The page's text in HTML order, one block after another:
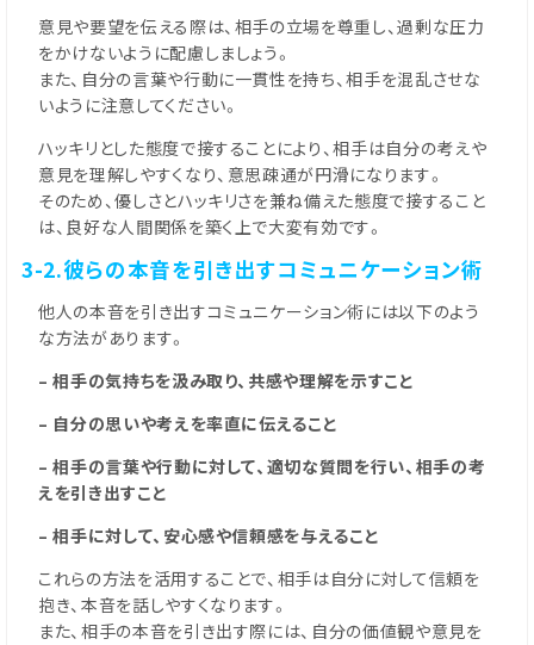
意見や要望を伝える際は、相手の立場を尊重し、過剰な圧力
をかけないように配慮しましょう。
また、自分の言葉や行動に一貫性を持ち、相手を混乱させな
いように注意してください。
ハッキリとした態度で接することにより、相手は自分の考えや
意見を理解しやすくなり、意思疎通が円滑になります。
そのため、優しさとハッキリさを兼ね備えた態度で接すること
は、良好な人間関係を築く上で大変有効です。
3-2.彼らの本音を引き出すコミュニケーション術
他人の本音を引き出すコミュニケーション術には以下のよう
な方法があります。
– 相手の気持ちを汲み取り、共感や理解を示すこと
– 自分の思いや考えを率直に伝えること
– 相手の言葉や行動に対して、適切な質問を行い、相手の考
えを引き出すこと
– 相手に対して、安心感や信頼感を与えること
これらの方法を活用することで、相手は自分に対して信頼を
抱き、本音を話しやすくなります。
また、相手の本音を引き出す際には、自分の価値観や意見を